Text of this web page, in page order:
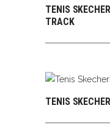
TENIS
TRACK
TENIS